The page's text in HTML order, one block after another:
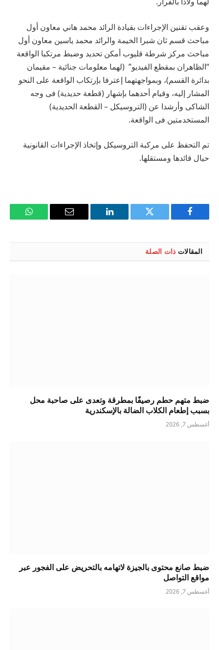
وعقب تقنين الإجراءات بقيادة الرائد محمد هاني معاون أول
مباحث قسم ثان شبرا الخيمة والرائد محمد ياسين معاون أول
مباحث مركز شرطة قليوب أمكن تحديد وضبط مرتكبا الواقعة
“الظاهران بمقطع الفيديو” (لهما معلومات جنائية – مقيمان
بدائرة القسم)، وبمواجهتهما إعترفا بإرتكاب الواقعة على النحو
المشار إليه، وقيام أحدهما بإشهار (قطعة حديدية) فى وجه
الشاكى وأرشدا عن (التروسيكل – القطعة الحديدية)
المستخدمتين فى الواقعة.
تم التحفظ على مركبة التروسيكل وإتخاذ الإجراءات القانونية
حيال قائدها ومستقلها.
فيسبوك تويتر لينكدإن
البريد
واتساب
المقالات ذات الصلة
ضبط متهم حطم رصيفًا بمطرقة وتعدى على صاحبة محل
بسبب إطعام الكلاب الضالة بالإسكندرية
أغسطس 7, 2026
ضبط صانع محتوى بالجيزة لاتهامه بالتحريض على الفجور عبر
مواقع التواصل
أغسطس 7, 2026